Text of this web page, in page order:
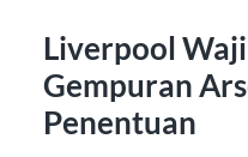
Liverpool
Gempuran
Penentuan